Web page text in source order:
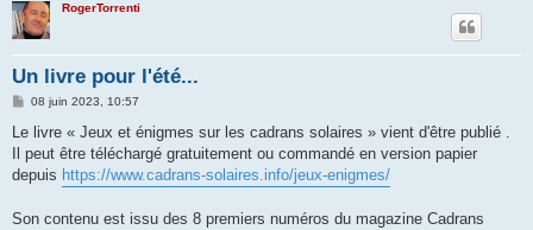
RogerTorrenti
Un livre pour l'été...
M
s
a
g
e
08 juin 2023, 10:57
Le livre « Jeux et énigmes sur les cadrans solaires » vient d'être publié .
Il peut être téléchargé gratuitement ou commandé en version papier
depuis https://www.cadrans-solaires.info/jeux-enigmes/
Son contenu est issu des 8 premiers numéros du magazine Cadrans